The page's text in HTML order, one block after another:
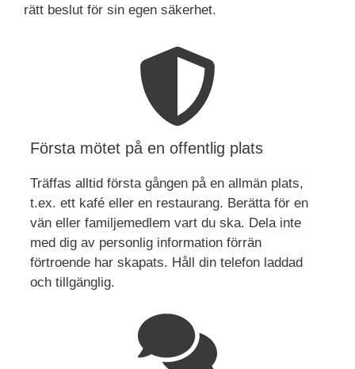
rätt beslut för sin egen säkerhet.
Första mötet på en offentlig plats
Träffas alltid första gången på en allmän plats,
t.ex. ett kafé eller en restaurang. Berätta för en
vän eller familjemedlem vart du ska. Dela inte
med dig av personlig information förrän
förtroende har skapats. Håll din telefon laddad
och tillgänglig.